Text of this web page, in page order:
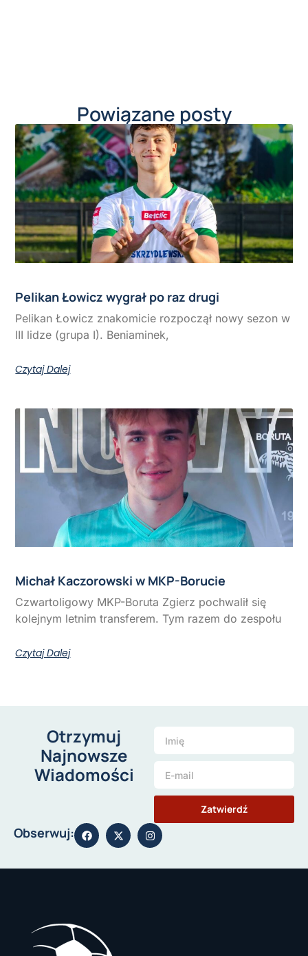
Powiązane posty
Pelikan Łowicz wygrał po raz drugi
Pelikan Łowicz znakomicie rozpoczął nowy sezon w
III lidze (grupa I). Beniaminek,
Czytaj Dalej
Michał Kaczorowski w MKP-Borucie
Czwartoligowy MKP-Boruta Zgierz pochwalił się
kolejnym letnim transferem. Tym razem do zespołu
Czytaj Dalej
Otrzymuj
Najnowsze
Wiadomości
Zatwierdź
Obserwuj: